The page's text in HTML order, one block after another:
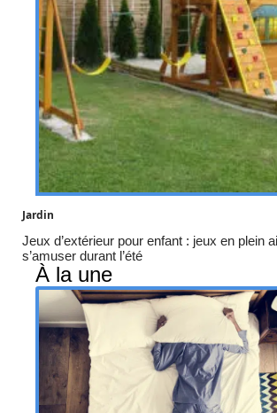
Jardin
Jeux d’extérieur pour enfant : jeux en plein
s’amuser durant l’été
À la une